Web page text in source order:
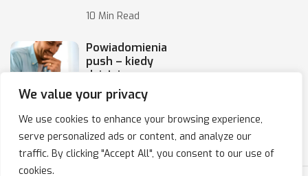
We value your privacy
We use cookies to enhance your browsing experience,
serve personalized ads or content, and analyze our
traffic. By clicking "Accept All", you consent to our use of
cookies.
10 Min Read
Powiadomienia
push – kiedy
działają,
a kiedy irytują
10 Min Read